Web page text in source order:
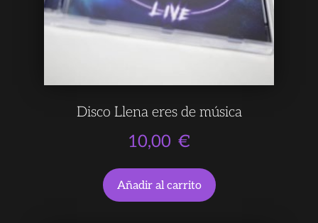
Disco Llena eres de música
10,00 €
Añadir al carrito